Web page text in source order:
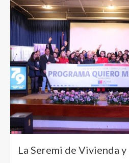
La Seremi de Vivienda